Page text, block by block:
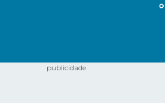
publicidade